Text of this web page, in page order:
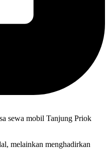
sewa mobil Tanjung Priok
melainkan menghadirkan